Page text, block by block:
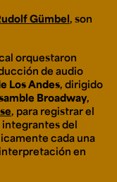
Gümbel, son
orquestaron
de audio
Los Andes, dirigido
Broadway,
, para registrar el
del
cada una
en